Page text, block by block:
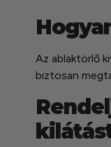
Az ablaktörlő
biztosan